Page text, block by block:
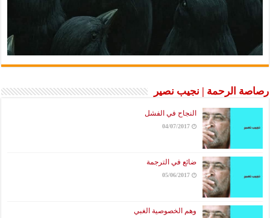
رصاصة الرحمة | نجيب نصير
النجاح في الفشل
04/07/2017
ضائع في الترجمة
05/06/2017
وهم الخصوصية الغبي